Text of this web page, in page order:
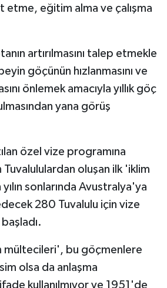
etme, eğitim alma ve çalışma
artırılmasını talep etmekle
göçünün hızlanmasını ve
önlemek amacıyla yıllık göç
yana görüş
özel vize programına
oluşan ilk 'iklim
sonlarında Avustralya'ya
280 Tuvalulu için vize
mültecileri', bu göçmenlere
olsa da anlaşma
kullanılmıyor ve 1951'de